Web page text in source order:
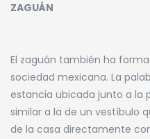
ZAGUÁN
El zaguán también ha
sociedad mexicana. La
estancia ubicada junto a la
similar a la de un vestíbulo
de la casa directamente